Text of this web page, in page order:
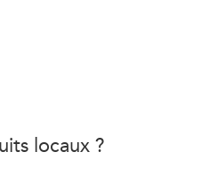
locaux ?